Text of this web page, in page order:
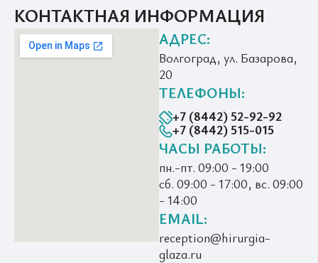
КОНТАКТНАЯ ИНФОРМАЦИЯ
АДРЕС:
Волгоград, ул. Базарова,
20
ТЕЛЕФОНЫ:
+7 (8442) 52-92-92
+7 (8442) 515-015
ЧАСЫ РАБОТЫ:
пн.-пт. 09:00 - 19:00
сб. 09:00 - 17:00, вс. 09:00
- 14:00
EMAIL:
reception@hirurgia-
glaza.ru